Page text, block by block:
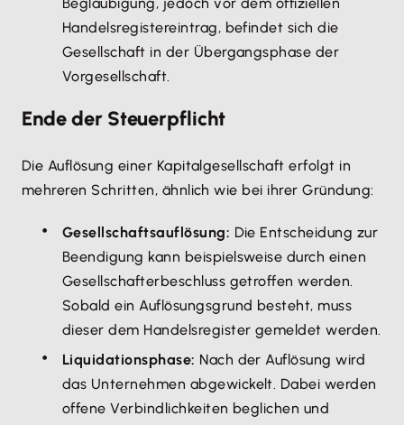
Handelsregistereintrag, befindet sich die
Gesellschaft in der Übergangsphase der
Vorgesellschaft.
Ende der Steuerpflicht
Die Auflösung einer Kapitalgesellschaft erfolgt in
mehreren Schritten, ähnlich wie bei ihrer Gründung:
Gesellschaftsauflösung: Die Entscheidung zur
Beendigung kann beispielsweise durch einen
Gesellschafterbeschluss getroffen werden.
Sobald ein Auflösungsgrund besteht, muss
dieser dem Handelsregister gemeldet werden.
Liquidationsphase: Nach der Auflösung wird
das Unternehmen abgewickelt. Dabei werden
offene Verbindlichkeiten beglichen und